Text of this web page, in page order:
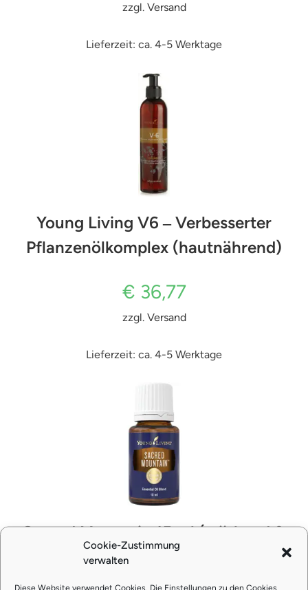
Cookie-Zustimmung
verwalten
Diese Website verwendet Cookies. Die Einstellungen zu den Cookies
zzgl. Versand
Lieferzeit: ca. 4-5 Werktage
Young Living V6 ‒ Verbesserter
Pflanzenölkomplex (hautnährend)
€ 36,77
zzgl. Versand
Lieferzeit: ca. 4-5 Werktage
Sacred Mountain 15 ml (stärkend &
erdend)